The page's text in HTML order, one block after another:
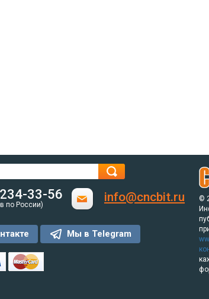
33-56
по России)
info@cncbit.ru
Мы в Telegram
©